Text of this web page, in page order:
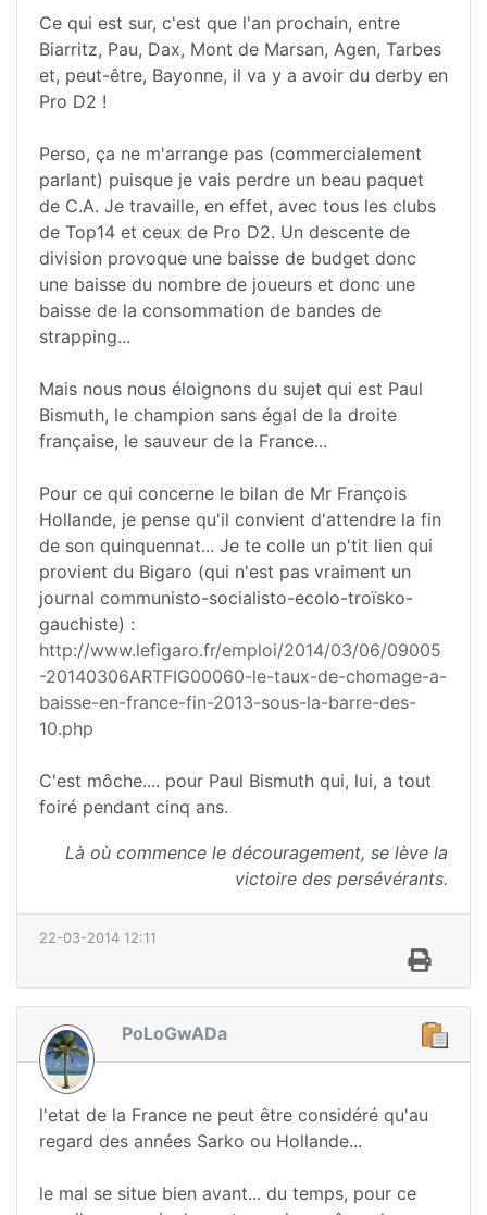
Ce qui est sur, c'est que l'an prochain, entre
Biarritz, Pau, Dax, Mont de Marsan, Agen, Tarbes
et, peut-être, Bayonne, il va y a avoir du derby en
Pro D2 !
Perso, ça ne m'arrange pas (commercialement
parlant) puisque je vais perdre un beau paquet
de C.A. Je travaille, en effet, avec tous les clubs
de Top14 et ceux de Pro D2. Un descente de
division provoque une baisse de budget donc
une baisse du nombre de joueurs et donc une
baisse de la consommation de bandes de
strapping...
Mais nous nous éloignons du sujet qui est Paul
Bismuth, le champion sans égal de la droite
française, le sauveur de la France...
Pour ce qui concerne le bilan de Mr François
Hollande, je pense qu'il convient d'attendre la fin
de son quinquennat... Je te colle un p'tit lien qui
provient du Bigaro (qui n'est pas vraiment un
journal communisto-socialisto-ecolo-troïsko-
gauchiste) :
http://www.lefigaro.fr/emploi/2014/03/06/09005
-20140306ARTFIG00060-le-taux-de-chomage-a-
baisse-en-france-fin-2013-sous-la-barre-des-
10.php
C'est môche.... pour Paul Bismuth qui, lui, a tout
foiré pendant cinq ans.
Là où commence le découragement, se lève la
victoire des persévérants.
22-03-2014 12:11
PoLoGwADa
l'etat de la France ne peut être considéré qu'au
regard des années Sarko ou Hollande...
le mal se situe bien avant... du temps, pour ce